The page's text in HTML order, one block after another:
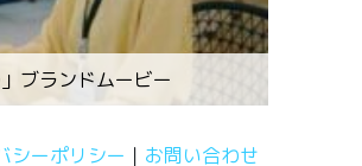
ブランドムービー
シーポリシー お問い合わせ